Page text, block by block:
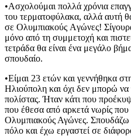
•Ασχολούμαι πολλά χρόνια
του τερματοφύλακα, αλλά αυτή
σε Ολυμπιακούς Aγώνες!
μόνο από τη συμμετοχή και
τετράδα θα είναι ένα μεγάλο
σπουδαίο.
•Είμαι 23 ετών και γεννήθηκα
Ηλιούπολη και όχι δεν μπορώ να
πολίστας. Ήταν κάτι που
που έθεσα από αρκετά νωρίς
Ολυμπιακούς Αγώνες.
πόλο και έχω εργαστεί σε